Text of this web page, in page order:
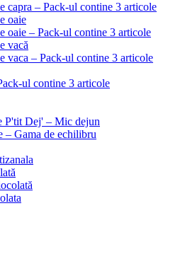
capra – Pack-ul contine 3 articole
oaie
oaie – Pack-ul contine 3 articole
vacă
vaca – Pack-ul contine 3 articole
ul contine 3 articole
P'tit Dej' – Mic dejun
– Gama de echilibru